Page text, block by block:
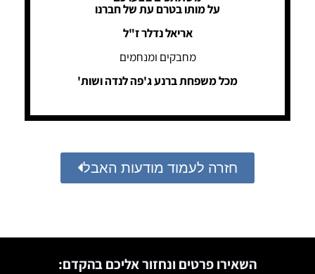
על מותו בטרם עת של חברנו
אריאל נדלר ז"ל
מחבקים ומנחמים
מכל משפחת ברנע ג'פה לנדה ושות'
חזרה לעמוד מודעות האבל
השאירו פרטים ונחזור אליכם בהקדם: